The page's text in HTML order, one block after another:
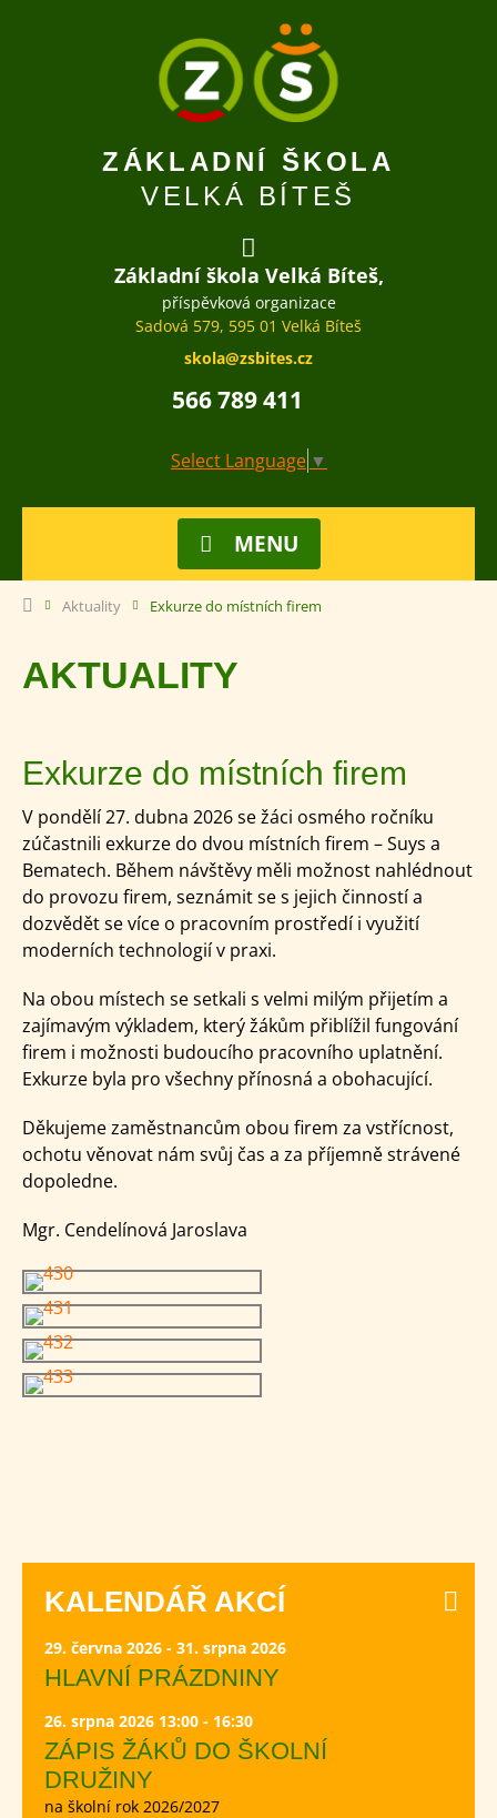
ZÁKLADNÍ ŠKOLA
VELKÁ BÍTEŠ
Základní škola Velká Bíteš,
příspěvková organizace
Sadová 579, 595 01 Velká Bíteš
skola@zsbites.cz
566 789 411
Select Language ▼
MENU
Aktuality Exkurze do místních firem
AKTUALITY
Exkurze do místních firem
V pondělí 27. dubna 2026 se žáci osmého ročníku
zúčastnili exkurze do dvou místních firem – Suys a
Bematech. Během návštěvy měli možnost nahlédnout
do provozu firem, seznámit se s jejich činností a
dozvědět se více o pracovním prostředí i využití
moderních technologií v praxi.
Na obou místech se setkali s velmi milým přijetím a
zajímavým výkladem, který žákům přiblížil fungování
firem i možnosti budoucího pracovního uplatnění.
Exkurze byla pro všechny přínosná a obohacující.
Děkujeme zaměstnancům obou firem za vstřícnost,
ochotu věnovat nám svůj čas a za příjemně strávené
dopoledne.
Mgr. Cendelínová Jaroslava
KALENDÁŘ AKCÍ
29. června 2026 - 31. srpna 2026
HLAVNÍ PRÁZDNINY
26. srpna 2026 13:00 - 16:30
ZÁPIS ŽÁKŮ DO ŠKOLNÍ
DRUŽINY
na školní rok 2026/2027